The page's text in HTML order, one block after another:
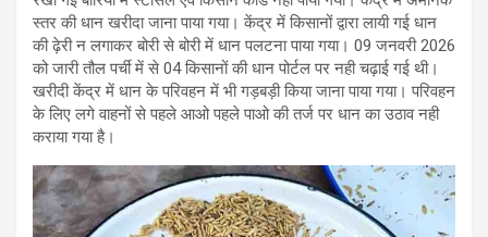
स्‍तर की धान खरीदा जाना पाया गया। केंद्र में किसानों द्वारा लायी गई धान
की ढ़ेरी न लगाकर बोरी से बोरी में धान पलटना पाया गया। 09 जनवरी 2026
को जारी तौल पर्ची में से 04 किसानों की धान पोर्टल पर नही चढ़ाई गई थी।
खरीदी केंद्र में धान के परिवहन में भी गड़बड़ी किया जाना पाया गया। परिवहन
के लिए लगे वाहनों से पहले आओ पहले पाओ की तर्ज पर धान का उठाव नही
कराया गया है।